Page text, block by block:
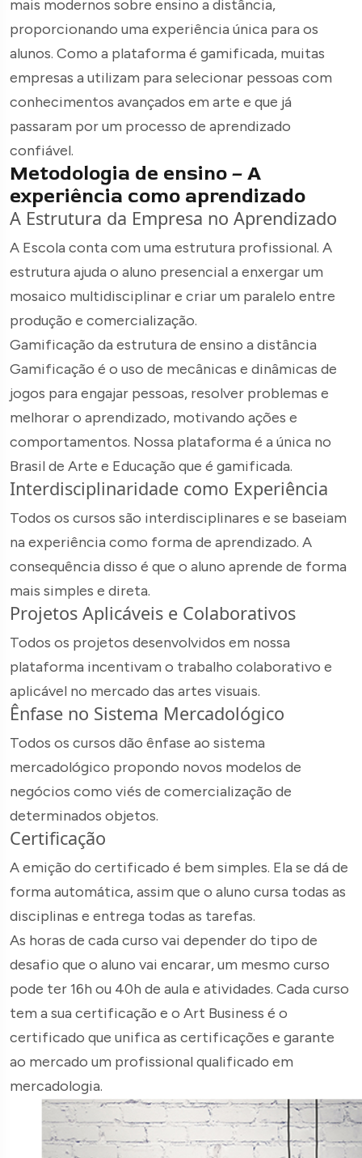
mais modernos sobre ensino a distância,
proporcionando uma experiência única para os
alunos. Como a plataforma é gamificada, muitas
empresas a utilizam para selecionar pessoas com
conhecimentos avançados em arte e que já
passaram por um processo de aprendizado
confiável.
Metodologia de ensino – A
experiência como aprendizado
A Estrutura da Empresa no Aprendizado
A Escola conta com uma estrutura profissional. A
estrutura ajuda o aluno presencial a enxergar um
mosaico multidisciplinar e criar um paralelo entre
produção e comercialização.
Gamificação da estrutura de ensino a distância
Gamificação é o uso de mecânicas e dinâmicas de
jogos para engajar pessoas, resolver problemas e
melhorar o aprendizado, motivando ações e
comportamentos. Nossa plataforma é a única no
Brasil de Arte e Educação que é gamificada.
Interdisciplinaridade como Experiência
Todos os cursos são interdisciplinares e se baseiam
na experiência como forma de aprendizado. A
consequência disso é que o aluno aprende de forma
mais simples e direta.
Projetos Aplicáveis e Colaborativos
Todos os projetos desenvolvidos em nossa
plataforma incentivam o trabalho colaborativo e
aplicável no mercado das artes visuais.
Ênfase no Sistema Mercadológico
Todos os cursos dão ênfase ao sistema
mercadológico propondo novos modelos de
negócios como viés de comercialização de
determinados objetos.
Certificação
A emição do certificado é bem simples. Ela se dá de
forma automática, assim que o aluno cursa todas as
disciplinas e entrega todas as tarefas.
As horas de cada curso vai depender do tipo de
desafio que o aluno vai encarar, um mesmo curso
pode ter 16h ou 40h de aula e atividades. Cada curso
tem a sua certificação e o Art Business é o
certificado que unifica as certificações e garante
ao mercado um profissional qualificado em
mercadologia.